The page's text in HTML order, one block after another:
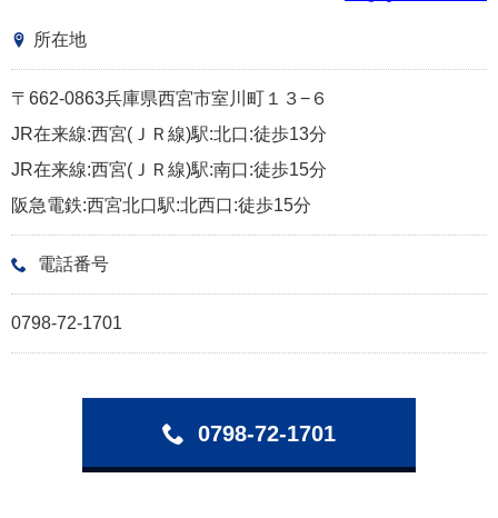
所在地
〒662-0863兵庫県西宮市室川町１３−６
JR在来線:西宮(ＪＲ線)駅:北口:徒歩13分
JR在来線:西宮(ＪＲ線)駅:南口:徒歩15分
阪急電鉄:西宮北口駅:北西口:徒歩15分
電話番号
0798-72-1701
0798-72-1701